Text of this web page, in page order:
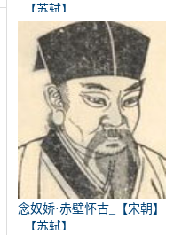
_【苏轼】
念奴娇·赤壁怀古_【宋朝】
_【苏轼】